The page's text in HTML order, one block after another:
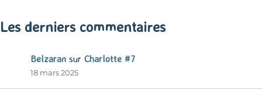
Les derniers commentaires
Belzaran sur Charlotte #7
18 mars 2025